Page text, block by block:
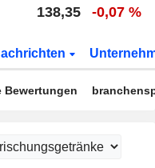
138,35 -0,07 %
Bewertungen